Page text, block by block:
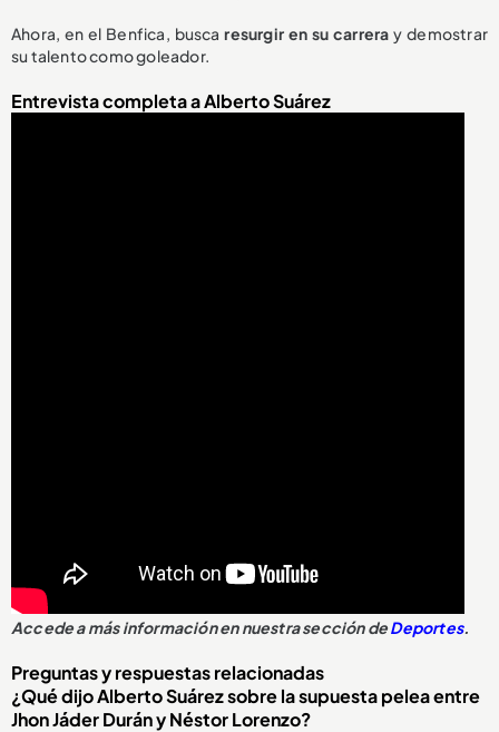
Ahora, en el Benfica, buscaresurgir en su carrera y demostrar
su talento como goleador.
Entrevista completa a Alberto Suárez
Accede a más información en nuestra sección deDeportes.
Preguntas y respuestas relacionadas
¿Qué dijo Alberto Suárez sobre la supuesta pelea entre
Jhon Jáder Durán y Néstor Lorenzo?